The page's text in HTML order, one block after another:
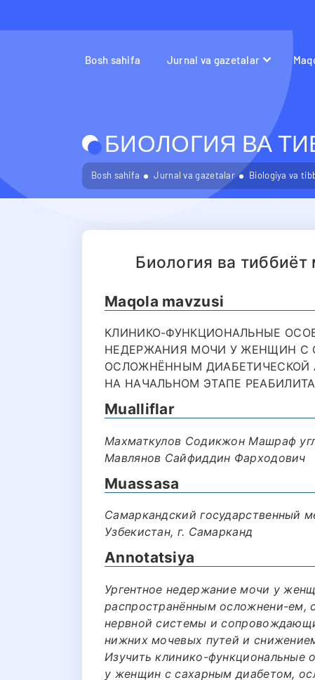
Bosh sahifa Jurnal va gazetalar
БИОЛОГИЯ ВА
Bosh sahifa Jurnal va gazetalar Biologiya va
Биология ва
Maqola mavzusi
КЛИНИКО-ФУНКЦИОНАЛЬНЫЕ
НЕДЕРЖАНИЯ МОЧИ У ЖЕНЩИН С
ОСЛОЖНЁННЫМ ДИАБЕТИЧЕСКОЙ
НА НАЧАЛЬНОМ ЭТАПЕ
Mualliflar
Махматкулов Содикжон Машраф
Мавлянов Сайфиддин Фарходович
Muassasa
Самаркандский государственный
Узбекистан, г. Самарканд
Annotatsiya
Ургентное недержание мочи у
распространённым осложнени-ем,
нервной системы и
нижних мочевых путей и
Изучить клинико-функциональные
у женщин с сахарным диабетом,